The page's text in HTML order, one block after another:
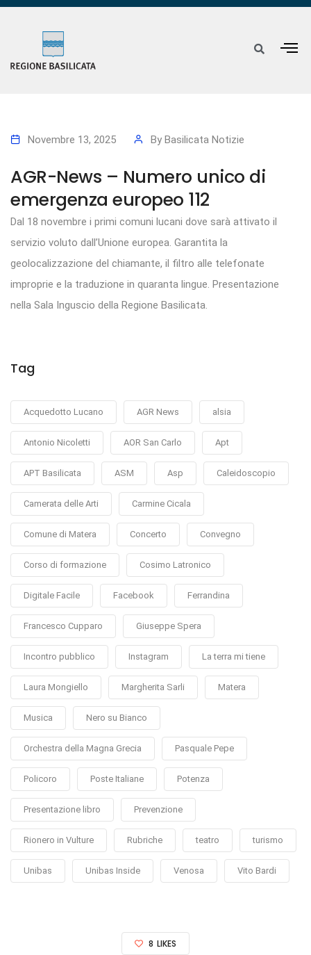
Novembre 13, 2025 By Basilicata Notizie
AGR-News – Numero unico di
emergenza europeo 112
Dal 18 novembre i primi comuni lucani dove sarà attivato il
servizio voluto dall’Unione europea. Garantita la
geolocalizzazione del chiamante, il filtro alle telefonate
improprie e la traduzione in quaranta lingue. Presentazione
nella Sala Inguscio della Regione Basilicata.
Tag
Acquedotto Lucano AGR News alsia
Antonio Nicoletti AOR San Carlo Apt
APT Basilicata ASM Asp Caleidoscopio
Camerata delle Arti Carmine Cicala
Comune di Matera Concerto Convegno
Corso di formazione Cosimo Latronico
Digitale Facile Facebook Ferrandina
Francesco Cupparo Giuseppe Spera
Incontro pubblico Instagram La terra mi tiene
Laura Mongiello Margherita Sarli Matera
Musica Nero su Bianco
Orchestra della Magna Grecia Pasquale Pepe
Policoro Poste Italiane Potenza
Presentazione libro Prevenzione
Rionero in Vulture Rubriche teatro turismo
Unibas Unibas Inside Venosa Vito Bardi
8 LIKES